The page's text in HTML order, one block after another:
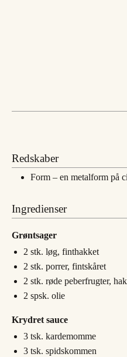
Redskaber
Form – en metalform på
Ingredienser
Grøntsager
2 stk. løg, finthakket
2 stk. porrer, fintskåret
2 stk. røde peberfrugter,
2 spsk. olie
Krydret sauce
3 tsk. kardemomme
3 tsk. spidskommen